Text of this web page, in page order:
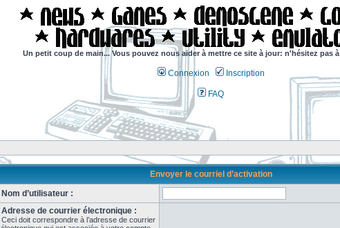
Un petit coup de main... Vous pouvez nous aider à mettre ce site à jour: n'hésitez pas à
Connexion Inscription
FAQ
Envoyer le courriel d’activation
Nom d’utilisateur :
Adresse de courrier électronique :
Ceci doit correspondre à l’adresse de courrier